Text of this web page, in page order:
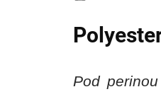
Pod